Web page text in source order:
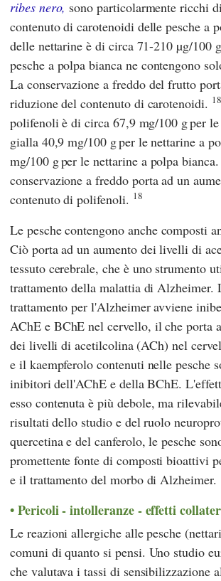
ribes nero, sono particolarmente ricchi
contenuto di carotenoidi delle pesche a
delle nettarine è di circa 71-210 µg/100
pesche a polpa bianca ne contengono
La conservazione a freddo del frutto
riduzione del contenuto di carotenoidi. 18
polifenoli è di circa 67,9 mg/100 gper
gialla 40,9 mg/100 gper le nettarine a
mg/100 gper le nettarine a polpa
conservazione a freddo porta ad un
contenuto di polifenoli. 18
Le pesche contengono anche composti
Ciò porta ad un aumento dei livelli di
tessuto cerebrale, che è uno strumento
trattamento della malattia di Alzheimer.
trattamento per l'Alzheimer avviene
AChE e BChE nel cervello, il che porta
dei livelli di acetilcolina (ACh) nel
e il kaempferolo contenuti nelle pesche
inibitori dell'AChE e della BChE.
esso contenuta è più debole, ma
risultati dello studio e del ruolo
quercetina e del canferolo, le pesche
promettente fonte di composti bioattivi
e il trattamento del morbo di Alzheimer.
Pericoli - intolleranze - effetti
Le reazioni allergiche alle pesche
comuni di quanto si pensi. Uno studio
che valutava i tassi di sensibilizzazione